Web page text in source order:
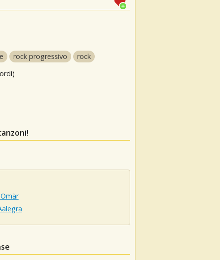
rock progressivo
rock